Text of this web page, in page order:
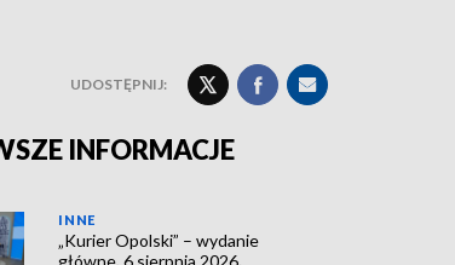
UDOSTĘPNIJ:
INFORMACJE
INNE
„Kurier Opolski” – wydanie
główne, 6 sierpnia 2026.